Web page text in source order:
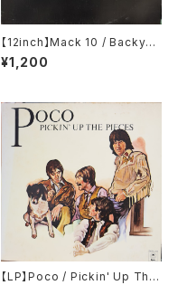
【12inch】Mack 10 / Backyar
d Boogie
¥1,200
【LP】Poco / Pickin' Up The